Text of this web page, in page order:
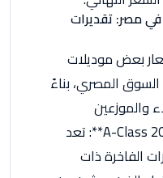
أسعار سيارات مرسيدس 2021 في مصر: تقديرات
بعض موديلات
في السوق المصري، بناءً
والموزعين
المعتمدين: - **مرسيدس A-Class 2021**: تعد
الفاخرة ذات